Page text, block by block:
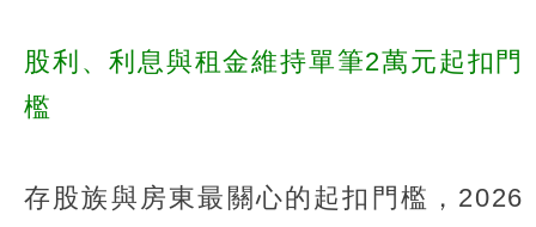
股利、利息與租金維持單筆2萬元起扣門
檻
存股族與房東最關心的起扣門檻，2026